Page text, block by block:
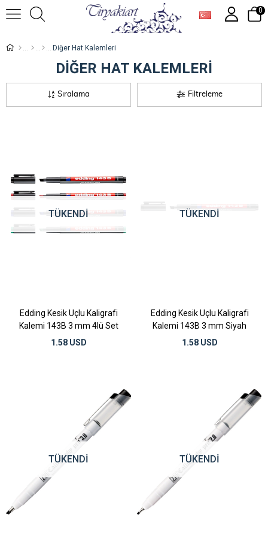
0
Diğer Hat Kalemleri
DIĞER HAT KALEMLERI
Filtreleme
Sıralama
TÜKENDI
Edding Kesik Uçlu Kaligrafi
Kalemi 143B 3 mm 4lü Set
1.58 USD
TÜKENDI
Edding Kesik Uçlu Kaligrafi
Kalemi 143B 3 mm Siyah
1.58 USD
TÜKENDI TÜKENDI